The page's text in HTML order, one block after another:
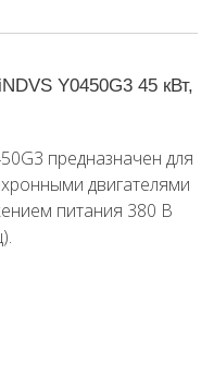
Y0450G3 45 кВт,
предназначен для
двигателями
питания 380 В